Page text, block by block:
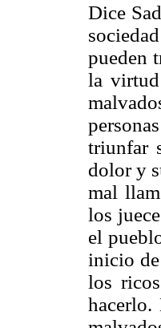
Dice
pueden
la
triunfar
dolor y
mal
los
el
inicio
los
hacerlo.